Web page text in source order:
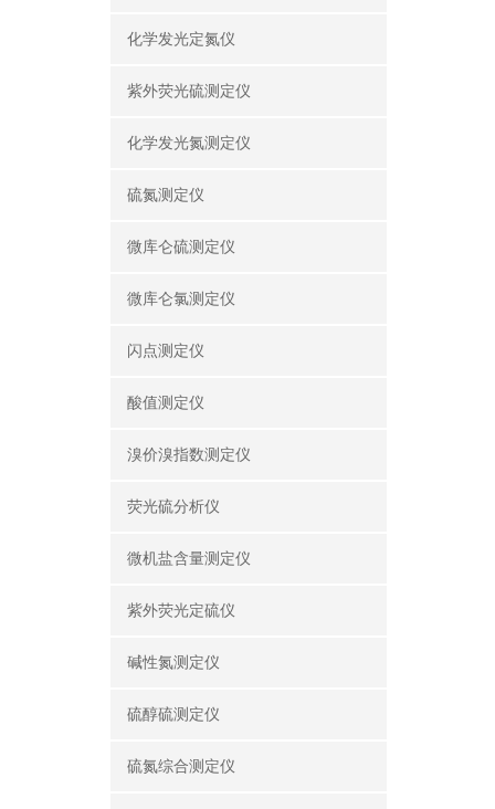
化学发光定氮仪
紫外荧光硫测定仪
化学发光氮测定仪
硫氮测定仪
微库仑硫测定仪
微库仑氯测定仪
闪点测定仪
酸值测定仪
溴价溴指数测定仪
荧光硫分析仪
微机盐含量测定仪
紫外荧光定硫仪
碱性氮测定仪
硫醇硫测定仪
硫氮综合测定仪